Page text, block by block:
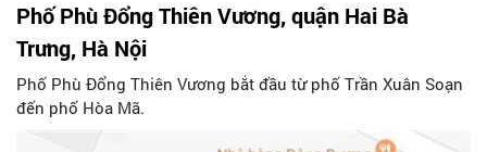
Phố Phù Đổng Thiên Vương, quận Hai Bà
Trưng, Hà Nội
Phố Phù Đổng Thiên Vương bắt đầu từ phố Trần Xuân Soạn
đến phố Hòa Mã.